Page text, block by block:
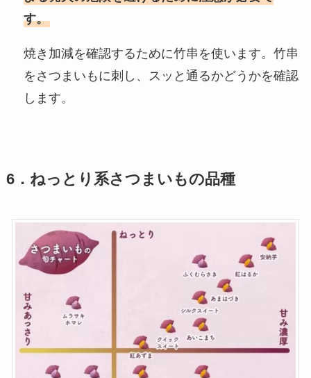
す。
焼き加減を確認するために竹串を使います。竹串
をさつまいもに刺し、スッと通るかどうかを確認
します。
6．ねっとり系さつまいもの品種